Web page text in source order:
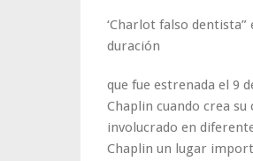
‘Charlot falso
duración
que fue estrenada el 9
Chaplin cuando crea
involucrado en
Chaplin un lugar